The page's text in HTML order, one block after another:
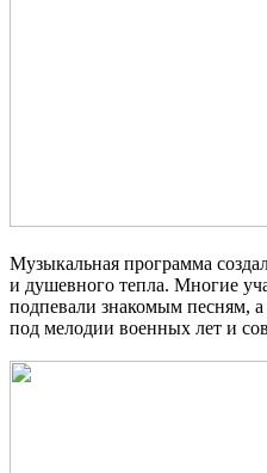
Музыкальная программа
и душевного тепла. Многие
подпевали знакомым песням, а
под мелодии военных лет и